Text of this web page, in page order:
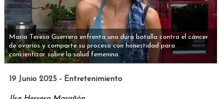
María Teresa Guerrero enfrenta una dura batalla contra el cáncer
de ovarios y comparte su proceso con honestidad para
concientizar sobre la salud femenina.
19 Junio 2025 - Entretenimiento